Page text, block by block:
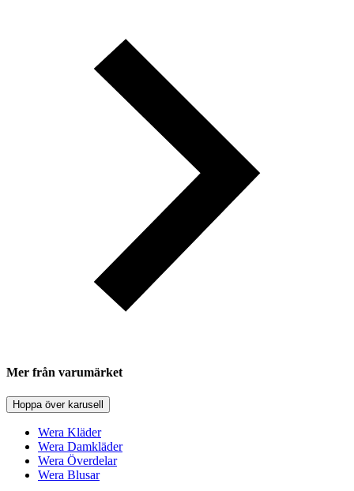
Mer från varumärket
Hoppa över karusell
Wera Kläder
Wera Damkläder
Wera Överdelar
Wera Blusar